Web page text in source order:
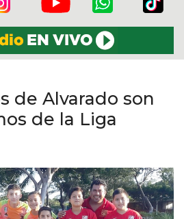
de Alvarado son
de la Liga